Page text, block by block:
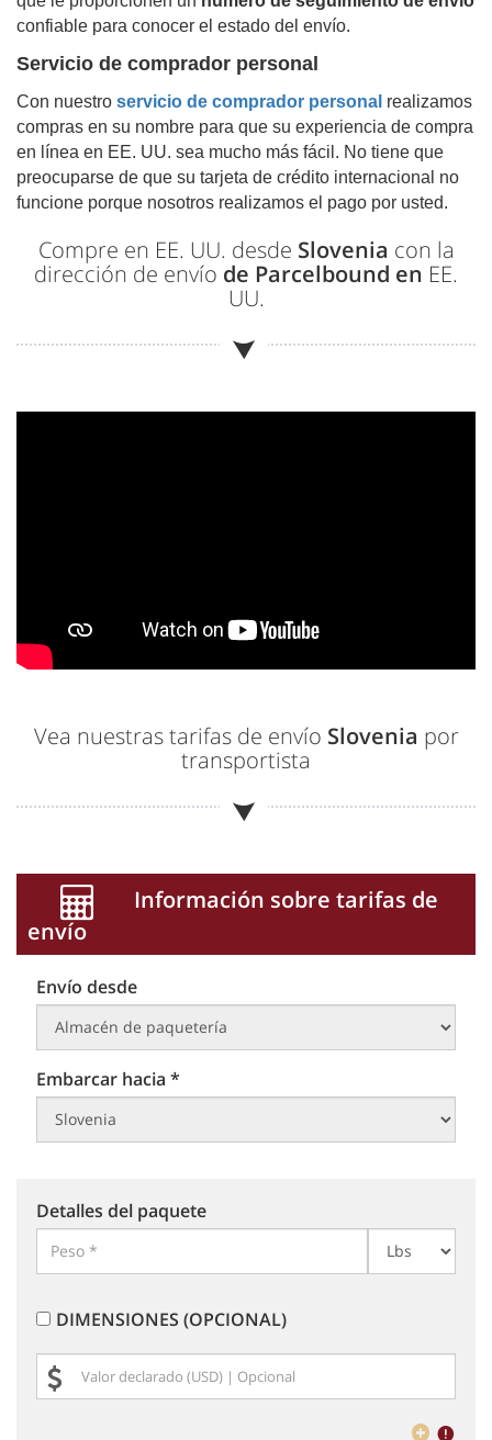
confiable para conocer el estado del envío.
Servicio de comprador personal
Con nuestro servicio de comprador personal realizamos
compras en su nombre para que su experiencia de compra
en línea en EE. UU. sea mucho más fácil. No tiene que
preocuparse de que su tarjeta de crédito internacional no
funcione porque nosotros realizamos el pago por usted.
Compre en EE. UU. desde Slovenia con la
dirección de envío de Parcelbound en EE.
UU.
Vea nuestras tarifas de envío Slovenia por
transportista
Información sobre tarifas de
envío
Envío desde
Embarcar hacia *
Detalles del paquete
DIMENSIONES (OPCIONAL)